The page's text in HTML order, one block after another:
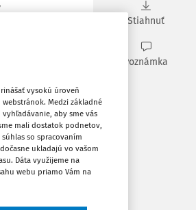
38 písm. a) a
niektorých
Stiahnuť
Poznámka
vysokú úroveň
Medzi základné
aby sme vás
mali dostatok podnetov,
so spracovaním
ukladajú vo vašom
Dáta využijeme na
webu priamo Vám na